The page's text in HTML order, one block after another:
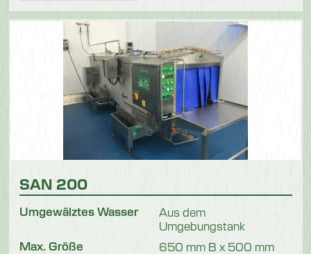
SAN 200
Umgewälztes Wasser
Aus dem
Umgebungstank
Max. Größe
650 mm B x 500 mm